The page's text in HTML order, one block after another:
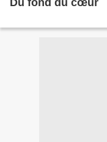
Du fond du cœur